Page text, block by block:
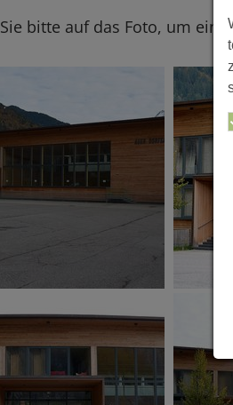
bitte auf das Foto, um